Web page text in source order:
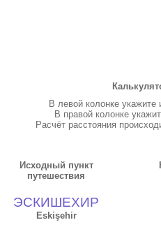
В левой колонке
В правой колонке
Расчёт расстояния
Исходный пункт
путешествия
ЭСКИШЕХИР
Eskişehir